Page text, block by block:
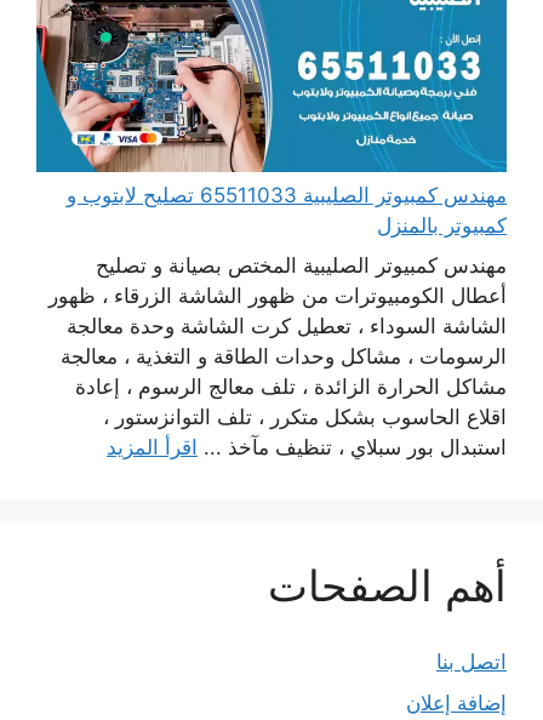
مهندس كمبيوتر الصليبية 65511033 تصليح لابتوب و
كمبيوتر بالمنزل
مهندس كمبيوتر الصليبية المختص بصيانة و تصليح
أعطال الكومبيوترات من ظهور الشاشة الزرقاء ، ظهور
الشاشة السوداء ، تعطيل كرت الشاشة وحدة معالجة
الرسومات ، مشاكل وحدات الطاقة و التغذية ، معالجة
مشاكل الحرارة الزائدة ، تلف معالج الرسوم ، إعادة
اقلاع الحاسوب بشكل متكرر ، تلف التوانزستور ،
استبدال بور سبلاي ، تنظيف مآخذ ... اقرأ المزيد
أهم الصفحات
اتصل بنا
إضافة إعلان